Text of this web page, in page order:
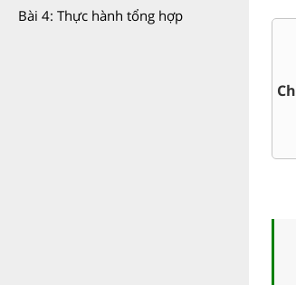
Bài 4: Thực hành tổng hợp
Trắc nghiệm đúng sai 10